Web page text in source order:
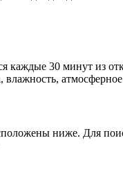
30 минут из
ниже. Для